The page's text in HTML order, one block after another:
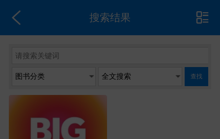
搜索结果
查找